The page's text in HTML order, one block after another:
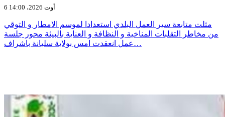
6 أوت 2026، 14:00
مثلت متابعة سير العمل البلدي استعدادا لموسم الامطار و التوقي
من مخاطر التقلبات المناخية و النظافة و العناية بالبيئة محور جلسة
عمل انعقدت امس بولاية سليانة باشراف…